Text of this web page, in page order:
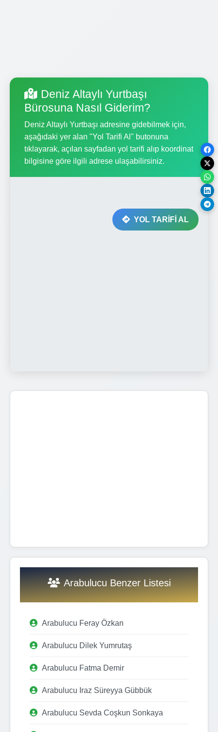
Deniz Altaylı Yurtbaşı
Bürosuna Nasıl Giderim?
Deniz Altaylı Yurtbaşı adresine gidebilmek için,
aşağıdaki yer alan "Yol Tarifi Al" butonuna
tıklayarak, açılan sayfadan yol tarifi alıp koordinat
bilgisine göre ilgili adrese ulaşabilirsiniz.
YOL TARİFİ AL
Arabulucu Benzer Listesi
Arabulucu Feray Özkan
Arabulucu Dilek Yumrutaş
Arabulucu Fatma Demir
Arabulucu Iraz Süreyya Gübbük
Arabulucu Sevda Coşkun Sonkaya